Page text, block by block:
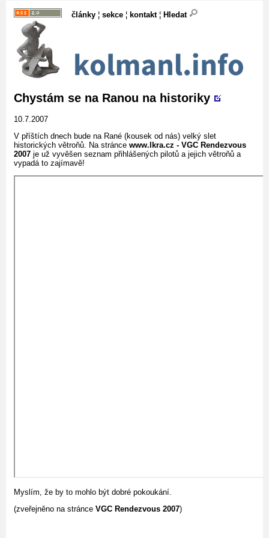
články ¦ sekce ¦ kontakt¦ Hledat
Chystám se na Ranou na historiky
10.7.2007
V příštích dnech bude na Rané (kousek od nás) velký slet
historických větroňů. Na stránce www.lkra.cz - VGC Rendezvous
2007 je už vyvěšen seznam přihlášených pilotů a jejich větroňů a
vypadá to zajímavě!
Myslím, že by to mohlo být dobré pokoukání.
(zveřejněno na stránce VGC Rendezvous 2007)